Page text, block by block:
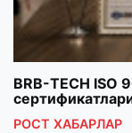
BRB-TECH ISO
РОСТ ХАБАРЛАР